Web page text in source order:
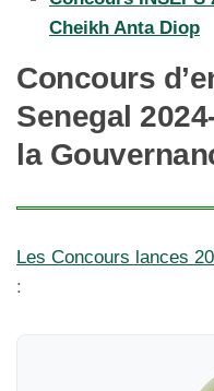
Cheikh Anta Diop
Concours
Senegal
la
Les Concours lances
: